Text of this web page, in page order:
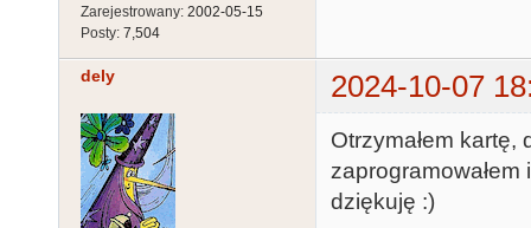
Zarejestrowany: 2002-05-15
Posty: 7,504
dely 2024-10-07
Otrzymałem kartę,
dziękuję :)